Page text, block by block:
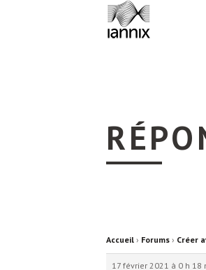
Accueil › Forums › Créer
17 février 2021 à 0 h 18